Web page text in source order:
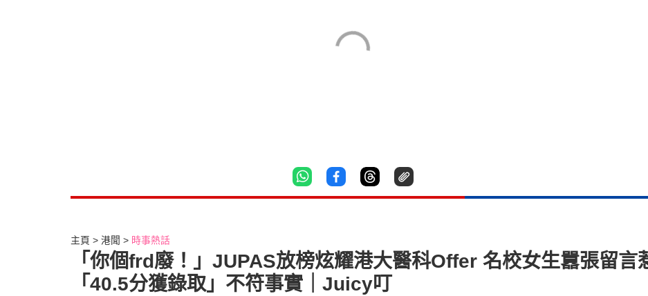
主頁 港聞 時事熱話
「你個frd廢！」JUPAS放榜炫耀港大醫科Offer 名校女生囂張留言
「40.5分獲錄取」不符事實｜Juicy叮